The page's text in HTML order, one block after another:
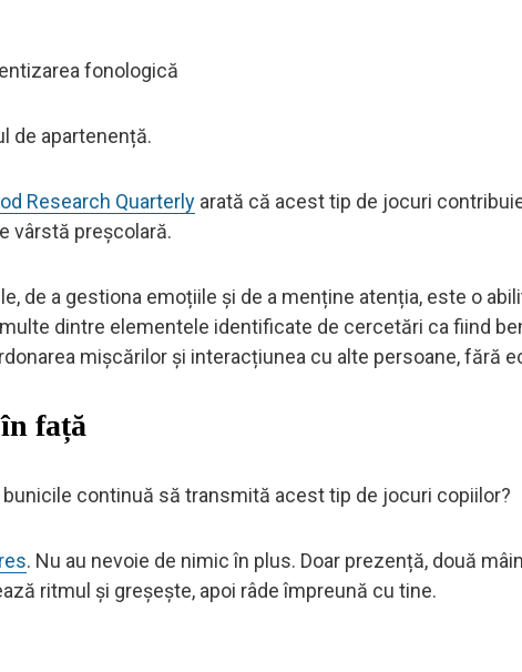
fonologică
de apartenență.
Research Quarterly arată că acest tip de jocuri
vârstă preșcolară.
de a gestiona emoțiile și de a menține atenția, este o
dintre elementele identificate de cercetări ca fiind
mișcărilor și interacțiunea cu alte persoane, fără
față
continuă să transmită acest tip de jocuri copiilor?
. Nu au nevoie de nimic în plus. Doar prezență, două
ritmul și greșește, apoi râde împreună cu tine.